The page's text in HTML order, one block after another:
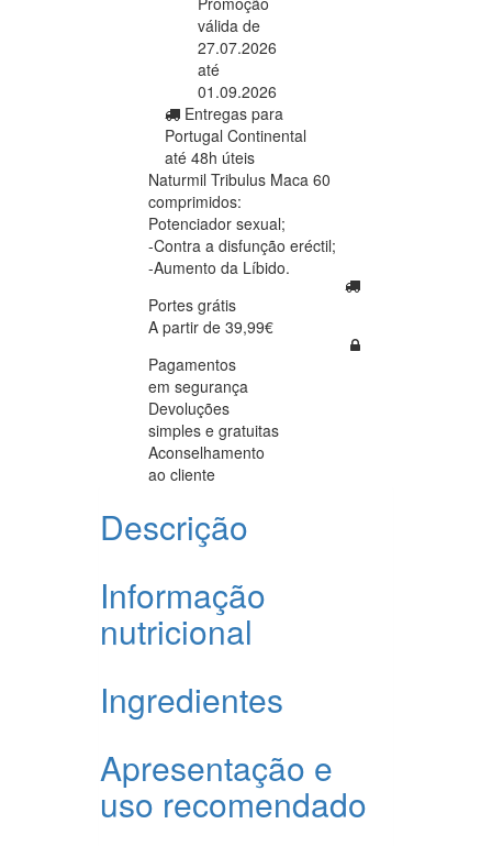
válida de
27.07.2026
até
01.09.2026
Entregas para
Portugal Continental
até 48h úteis
Naturmil Tribulus Maca 60
comprimidos:
Potenciador sexual;
-Contra a disfunção eréctil;
-Aumento da Líbido.
Portes grátis
A partir de 39,99€
Pagamentos
em segurança
Devoluções
simples e gratuitas
Aconselhamento
ao cliente
Descrição
Informação
nutricional
Ingredientes
Apresentação e
uso recomendado